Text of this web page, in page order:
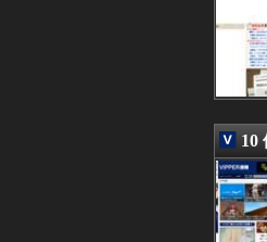
08/07
08/07
08/07
08/07
08/07
08/07
08/07
08/07
08/07
08/07
10